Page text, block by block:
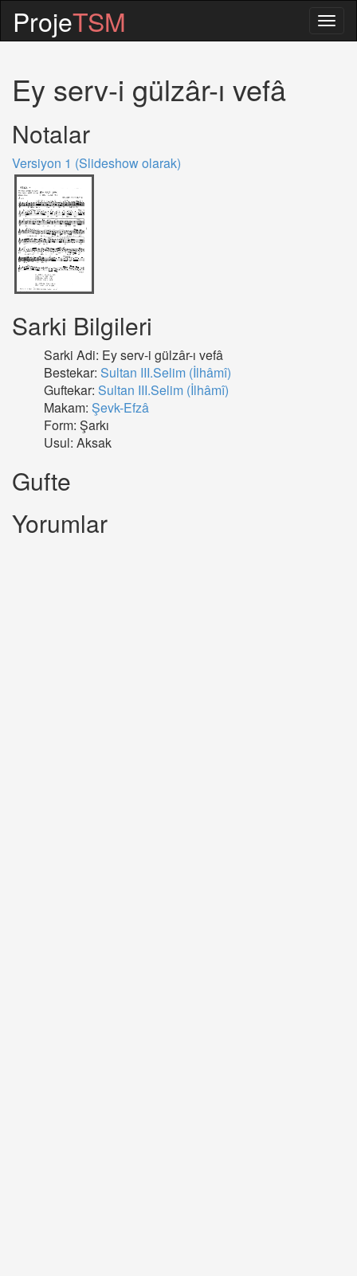
ProjeTSM
Ey serv-i gülzâr-ı vefâ
Notalar
Versiyon 1 (Slideshow olarak)
Sarki Bilgileri
Sarki Adi: Ey serv-i gülzâr-ı vefâ
Bestekar: Sultan III.Selim (İlhâmî)
Guftekar: Sultan III.Selim (İlhâmî)
Makam: Şevk-Efzâ
Form: Şarkı
Usul: Aksak
Gufte
Yorumlar